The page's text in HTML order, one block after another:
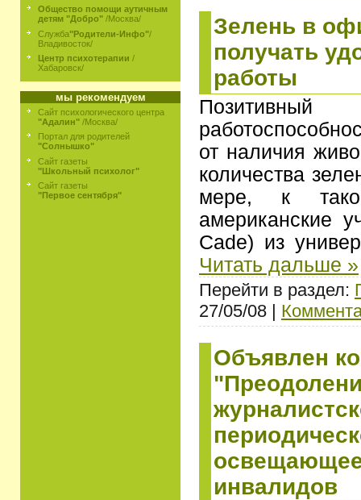
Общество помощи аутичным
детям "Добро" /Москва/
Служба"Родители-Инфо"/
Владивосток/
Центр психотерапии /
Хабаровск/
мы рекомендуем
Сайт психологического центра
"Адалин" /Москва/
Портал для родителей
"Солнышко"
Сайт газеты
"Школьный психолог"
Сайт газеты
"Первое сентября"
Зелень в
получать
работы
от наличия
количества
мере, к
американские
Cade) из
Читать дальше »
Перейти в раздел:
27/05/08 |
Объявлен
инвалидов